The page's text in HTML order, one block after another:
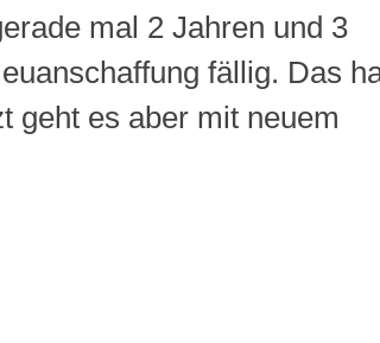
mal 2 Jahren und 3
fällig. Das
geht es aber mit neuem